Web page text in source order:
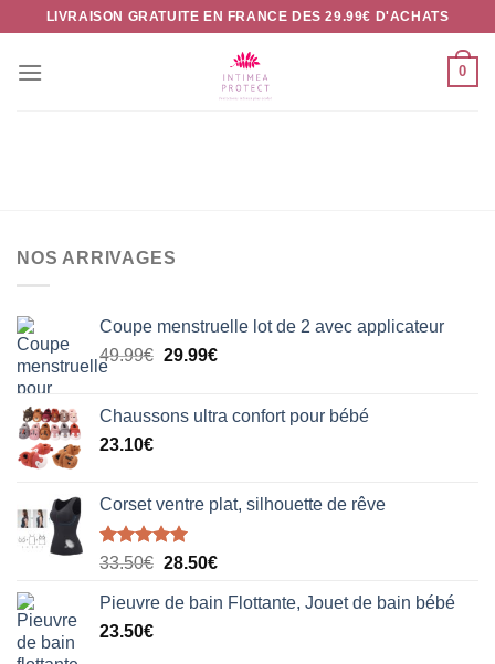
Passer
contenu
LIVRAISON GRATUITE EN FRANCE DES 29.99€ D'ACHATS
0
NOS ARRIVAGES
Coupe menstruelle lot de 2 avec applicateur
49.99€ Le
était :
29.99€Le
est :
Chaussons ultra confort pour bébé
23.10€
Corset ventre plat, silhouette de rêve
Note5.00
33.50€ Le
initial
28.50€Le
actuel
Pieuvre de bain Flottante, Jouet de bain bébé
23.50€